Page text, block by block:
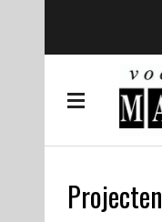
Projecten